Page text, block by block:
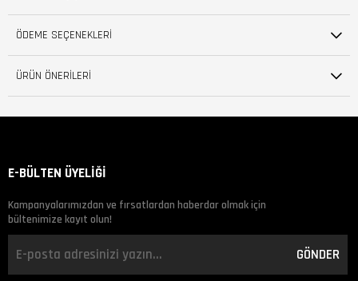
ÖDEME SEÇENEKLERI
ÜRÜN ÖNERILERI
E-BÜLTEN ÜYELİĞİ
Kampanyalarımızdan ve fırsatlardan haberdar olmak için
bültenimize kayıt olun!
GÖNDER